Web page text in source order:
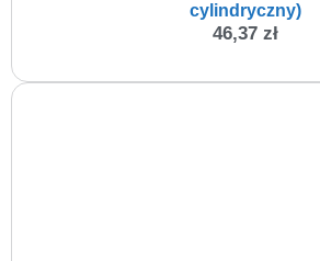
cylindryczny)
46,37 zł